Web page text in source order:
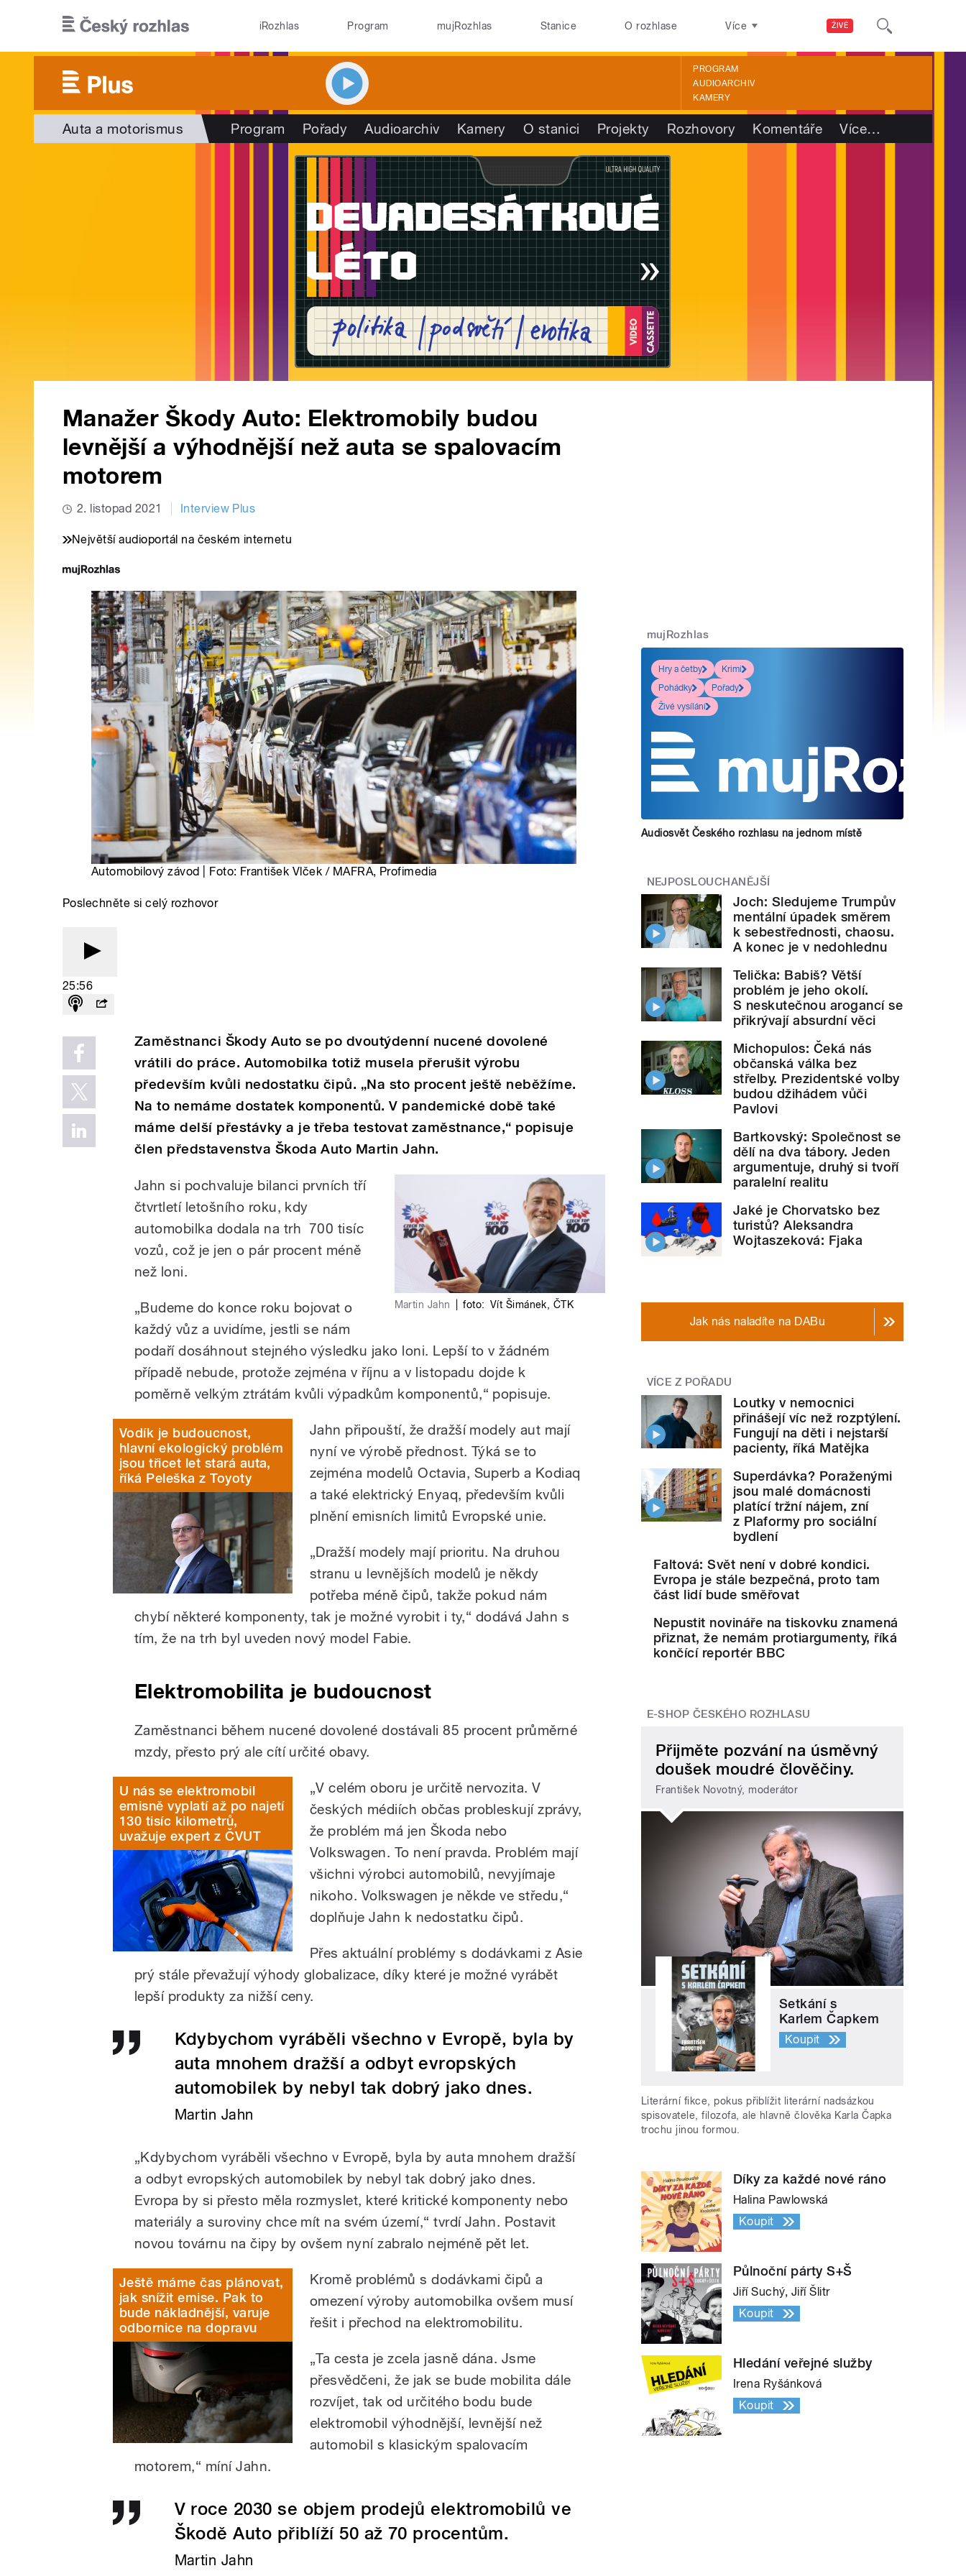
ŽIVĚ
iRozhlas Program mujRozhlas Stanice O rozhlase Více
PROGRAM
AUDIOARCHIV
KAMERY
Auta a motorismus Program Pořady Audioarchiv Kamery O stanici Projekty Rozhovory Komentáře Více…
Manažer Škody Auto: Elektromobily budou
levnější a výhodnější než auta se spalovacím
motorem
2. listopad 2021 Interview Plus
Největší audioportál na českém internetu
Automobilový závod | Foto: František Vlček / MAFRA, Profimedia
Poslechněte si celý rozhovor
25:56
Zaměstnanci Škody Auto se po dvoutýdenní nucené dovolené
vrátili do práce. Automobilka totiž musela přerušit výrobu
především kvůli nedostatku čipů. „Na sto procent ještě neběžíme.
Na to nemáme dostatek komponentů. V pandemické době také
máme delší přestávky a je třeba testovat zaměstnance,“ popisuje
člen představenstva Škoda Auto Martin Jahn.
Martin Jahn foto: Vít Šimánek, ČTK
Jahn si pochvaluje bilanci prvních tří
čtvrtletí letošního roku, kdy
automobilka dodala na trh 700 tisíc
vozů, což je jen o pár procent méně
než loni.
„Budeme do konce roku bojovat o
každý vůz a uvidíme, jestli se nám
podaří dosáhnout stejného výsledku jako loni. Lepší to v žádném
případě nebude, protože zejména v říjnu a v listopadu dojde k
poměrně velkým ztrátám kvůli výpadkům komponentů,“ popisuje.
Vodík je budoucnost,
hlavní ekologický problém
jsou třicet let stará auta,
říká Peleška z Toyoty
Jahn připouští, že dražší modely aut mají
nyní ve výrobě přednost. Týká se to
zejména modelů Octavia, Superb a Kodiaq
a také elektrický Enyaq, především kvůli
plnění emisních limitů Evropské unie.
„Dražší modely mají prioritu. Na druhou
stranu u levnějších modelů je někdy
potřeba méně čipů, takže pokud nám
chybí některé komponenty, tak je možné vyrobit i ty,“ dodává Jahn s
tím, že na trh byl uveden nový model Fabie.
Elektromobilita je budoucnost
Zaměstnanci během nucené dovolené dostávali 85 procent průměrné
mzdy, přesto prý ale cítí určité obavy.
U nás se elektromobil
emisně vyplatí až po najetí
130 tisíc kilometrů,
uvažuje expert z ČVUT
„V celém oboru je určitě nervozita. V
českých médiích občas probleskují zprávy,
že problém má jen Škoda nebo
Volkswagen. To není pravda. Problém mají
všichni výrobci automobilů, nevyjímaje
nikoho. Volkswagen je někde ve středu,“
doplňuje Jahn k nedostatku čipů.
Přes aktuální problémy s dodávkami z Asie
prý stále převažují výhody globalizace, díky které je možné vyrábět
lepší produkty za nižší ceny.
Kdybychom vyráběli všechno v Evropě, byla by
auta mnohem dražší a odbyt evropských
automobilek by nebyl tak dobrý jako dnes.
Martin Jahn
„Kdybychom vyráběli všechno v Evropě, byla by auta mnohem dražší
a odbyt evropských automobilek by nebyl tak dobrý jako dnes.
Evropa by si přesto měla rozmyslet, které kritické komponenty nebo
materiály a suroviny chce mít na svém území,“ tvrdí Jahn. Postavit
novou továrnu na čipy by ovšem nyní zabralo nejméně pět let.
Ještě máme čas plánovat,
jak snížit emise. Pak to
bude nákladnější, varuje
odbornice na dopravu
Kromě problémů s dodávkami čipů a
omezení výroby automobilka ovšem musí
řešit i přechod na elektromobilitu.
„Ta cesta je zcela jasně dána. Jsme
přesvědčeni, že jak se bude mobilita dále
rozvíjet, tak od určitého bodu bude
elektromobil výhodnější, levnější než
automobil s klasickým spalovacím
motorem,“ míní Jahn.
V roce 2030 se objem prodejů elektromobilů ve
Škodě Auto přiblíží 50 až 70 procentům.
Martin Jahn
mujRozhlas
Hry a četby
Krimi
Pohádky
Pořady
Živé vysílání
Audiosvět Českého rozhlasu na jednom místě
NEJPOSLOUCHANĚJŠÍ
Joch: Sledujeme Trumpův
mentální úpadek směrem
k sebestřednosti, chaosu.
A konec je v nedohlednu
Telička: Babiš? Větší
problém je jeho okolí.
S neskutečnou arogancí se
přikrývají absurdní věci
Michopulos: Čeká nás
občanská válka bez
střelby. Prezidentské volby
budou džihádem vůči
Pavlovi
Bartkovský: Společnost se
dělí na dva tábory. Jeden
argumentuje, druhý si tvoří
paralelní realitu
Jaké je Chorvatsko bez
turistů? Aleksandra
Wojtaszeková: Fjaka
Jak nás naladíte na DABu
VÍCE Z POŘADU
Loutky v nemocnici
přinášejí víc než rozptýlení.
Fungují na děti i nejstarší
pacienty, říká Matějka
Superdávka? Poraženými
jsou malé domácnosti
platící tržní nájem, zní
z Plaformy pro sociální
bydlení
Faltová: Svět není v dobré kondici.
Evropa je stále bezpečná, proto tam
část lidí bude směřovat
Nepustit novináře na tiskovku znamená
přiznat, že nemám protiargumenty, říká
končící reportér BBC
E-SHOP ČESKÉHO ROZHLASU
Přijměte pozvání na úsměvný
doušek moudré člověčiny.
František Novotný, moderátor
Setkání s
Karlem Čapkem
Koupit
Literární fikce, pokus přiblížit literární nadsázkou
spisovatele, filozofa, ale hlavně člověka Karla Čapka
trochu jinou formou.
Díky za každé nové ráno
Halina Pawlowská
Koupit
Půlnoční párty S+Š
Jiří Suchý, Jiří Šlitr
Koupit
Hledání veřejné služby
Irena Ryšánková
Koupit